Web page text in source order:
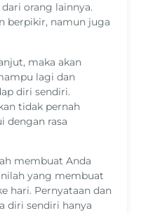
orang lainnya.
berpikir, namun juga
maka akan
lagi dan
diri sendiri.
tidak pernah
dengan rasa
membuat Anda
yang membuat
hari. Pernyataan dan
diri sendiri hanya